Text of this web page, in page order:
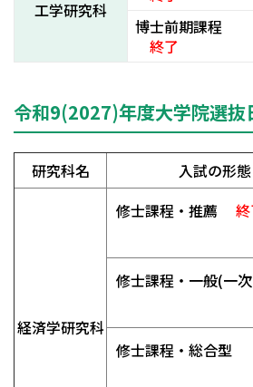
工学研究科
博士前期課程
終了
令和9(2027)年度大学院選抜
研究科名 入試の形態
経済学研究科
修士課程・推薦 終
修士課程・一般(一
修士課程・総合型